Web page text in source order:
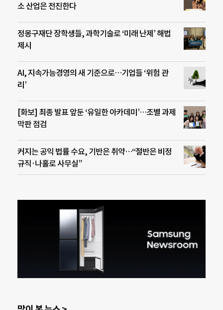
소 산업은 전진한다
정몽구재단 장학생들, 과학기술로 ‘미래 난제’ 해법
제시
AI, 지속가능경영의 새 기준으로…기업들 ‘위험 관
리’
[화보] 최종 발표 앞둔 ‘유일한 아카데미’…조별 과제
막판 점검
커지는 공익 법률 수요, 기반은 취약…“절반은 비정
규직·나홀로 사무실”